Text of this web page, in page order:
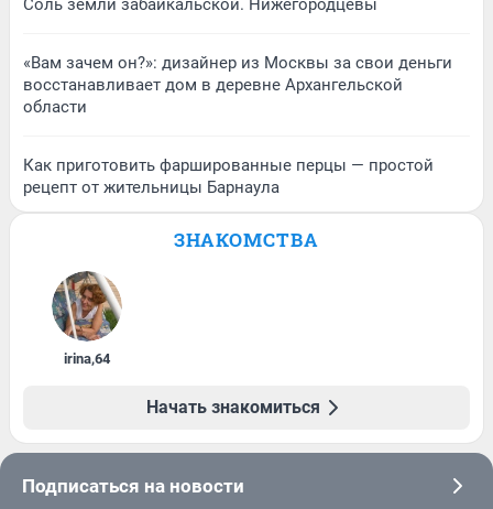
Соль земли забайкальской. Нижегородцевы
«Вам зачем он?»: дизайнер из Москвы за свои деньги
восстанавливает дом в деревне Архангельской
области
Как приготовить фаршированные перцы — простой
рецепт от жительницы Барнаула
ЗНАКОМСТВА
irina,64
Начать знакомиться
Подписаться на новости